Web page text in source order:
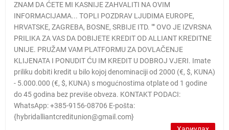
ZNAM DA ĆETE MI KASNIJE ZAHVALITI NA OVIM
INFORMACIJAMA... TOPLI POZDRAV LJUDIMA EUROPE,
HRVATSKE, ZAGREBA, BOSNE, SRBIJE ITD. "" OVO JE IZVRSNA
PRILIKA ZA VAS DA DOBIJETE KREDIT OD ALLIANT KREDITNE
UNIJE. PRUŽAM VAM PLATFORMU ZA DOVLAČENJE
KLIJENATA I PONUDIT ĆU IM KREDIT U DOBROJ VJERI. Imate
priliku dobiti kredit u bilo kojoj denominaciji od 2000 (€, $, KUNA)
- 5.000.000 (€, $, KUNA) s mogućnostima otplate od 1 godine
do 45 godina bez previše obveza. KONTAKT PODACI:
WhatsApp: +385-9156-08706 E-pošta:
{hybridalliantcreditunion@gmail.com}